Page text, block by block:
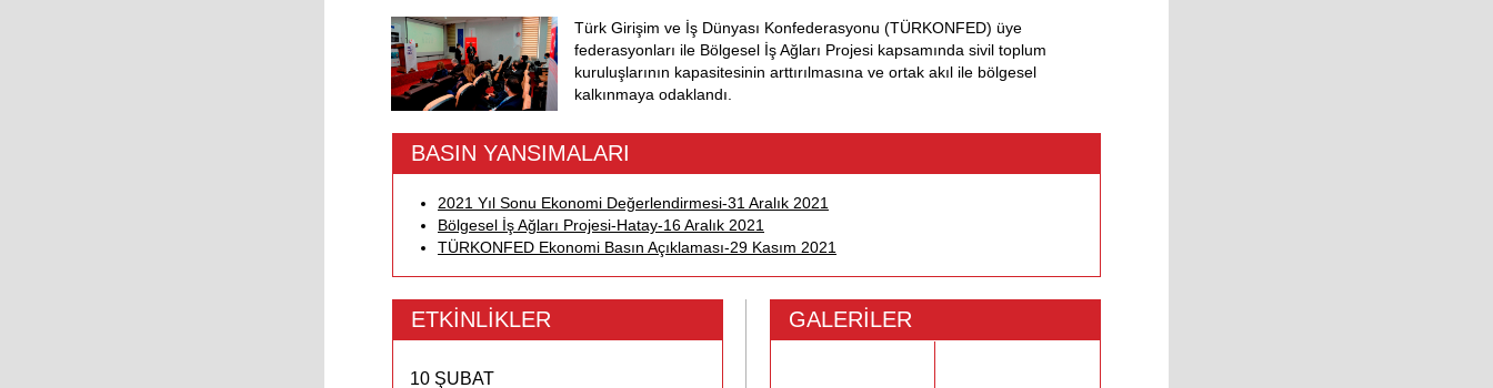
Türk Girişim ve İş Dünyası Konfederasyonu (TÜRKONFED) üye
federasyonları ile Bölgesel İş Ağları Projesi kapsamında sivil toplum
kuruluşlarının kapasitesinin arttırılmasına ve ortak akıl ile bölgesel
kalkınmaya odaklandı.
BASIN YANSIMALARI
2021 Yıl Sonu Ekonomi Değerlendirmesi-31 Aralık 2021
Bölgesel İş Ağları Projesi-Hatay-16 Aralık 2021
TÜRKONFED Ekonomi Basın Açıklaması-29 Kasım 2021
ETKİNLİKLER
10 ŞUBAT
GALERİLER